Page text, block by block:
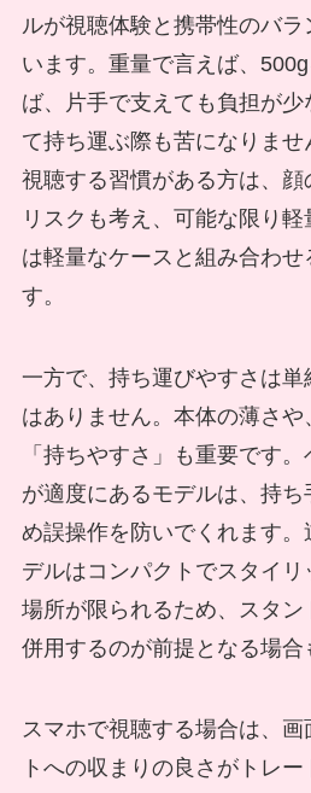
ルが視聴体験と携帯性のバ
います。重量で言えば、
ば、片手で支えても負担が
て持ち運ぶ際も苦になりま
視聴する習慣がある方は、
リスクも考え、可能な限り
は軽量なケースと組み合わせ
す。
一方で、持ち運びやすさは
はありません。本体の薄さ
「持ちやすさ」も重要です。
が適度にあるモデルは、持
め誤操作を防いでくれます
デルはコンパクトでスタイ
場所が限られるため、スタン
併用するのが前提となる場合
スマホで視聴する場合は、画
トへの収まりの良さがトレー